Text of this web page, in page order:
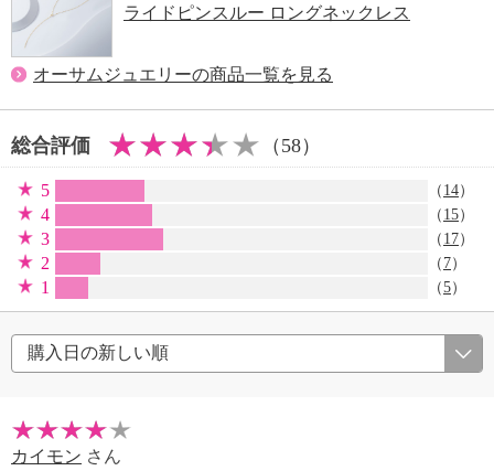
ライドピンスルー ロングネックレス
オーサムジュエリーの商品一覧を見る
総合評価 （58）
5 （ 14）
4 （ 15）
3 （ 17）
2 （ 7）
1 （5）
カイモン さん